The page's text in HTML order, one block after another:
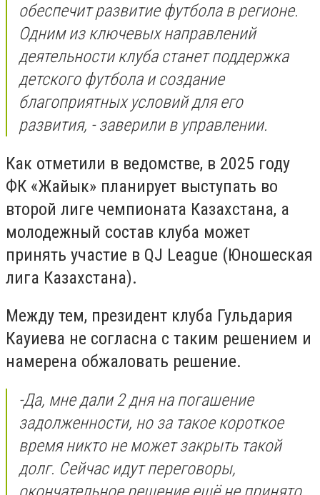
обеспечит развитие футбола в регионе.
Одним из ключевых направлений
деятельности клуба станет поддержка
детского футбола и создание
благоприятных условий для его
развития, - заверили в управлении.
Как отметили в ведомстве, в 2025 году
ФК «Жайык» планирует выступать во
второй лиге чемпионата Казахстана, а
молодежный состав клуба может
принять участие в QJ League (Юношеская
лига Казахстана).
Между тем, президент клуба Гульдария
Кауиева не согласна с таким решением и
намерена обжаловать решение.
-Да, мне дали 2 дня на погашение
задолженности, но за такое короткое
время никто не может закрыть такой
долг. Сейчас идут переговоры,